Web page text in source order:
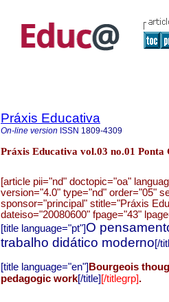
Práxis Educativa
On-line version ISSN 1809-4309
Práxis Educativa vol.03 no.01 Ponta
[article pii="nd" doctopic="oa"
version="4.0" type="nd" order="05"
sponsor="principal" stitle="Práxis
dateiso="20080600" fpage="43"
[title language="pt"]O
trabalho didático moderno[/
[title language="en"]Bourgeois
pedagogic work[/title] [/titlegrp].